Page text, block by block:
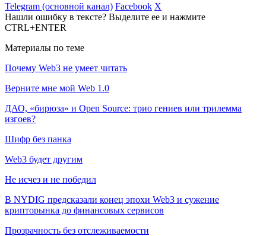
Telegram (основной канал) Facebook X
Нашли ошибку в тексте? Выделите ее и нажмите
CTRL+ENTER
Материалы по теме
Почему Web3 не умеет читать
Верните мне мой Web 1.0
ДАО, «бирюза» и Open Source: трио гениев или трилемма
изгоев?
Шифр без панка
Web3 будет другим
Не исчез и не победил
В NYDIG предсказали конец эпохи Web3 и сужение
крипторынка до финансовых сервисов
Прозрачность без отслеживаемости